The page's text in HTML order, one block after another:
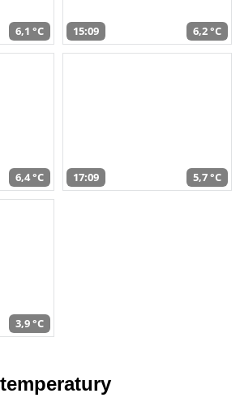
6,1 °C 15:09 6,2 °C
6,4 °C 17:09 5,7 °C
3,9 °C